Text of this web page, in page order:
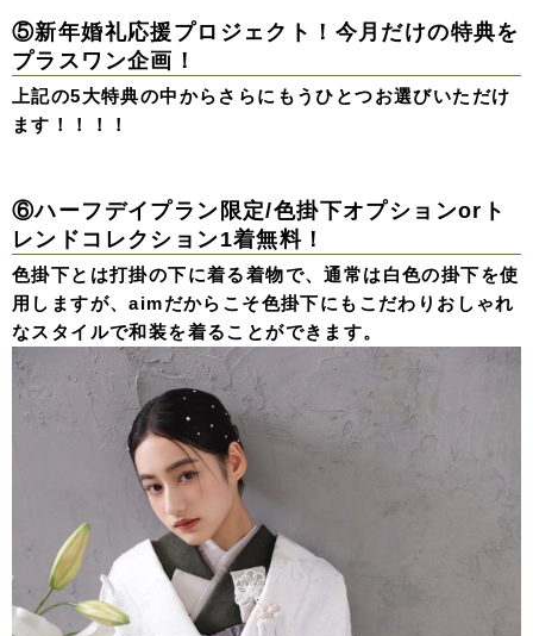
⑤新年婚礼応援プロジェクト！今月だけの特典を
プラスワン企画！
上記の5大特典の中から さらにもうひとつお選びいただけ
ます！！！！
⑥ハーフデイプラン限定/色掛下オプションorト
レンドコレクション1着無料！
色掛下とは打掛の下に着る着物で、通常は白色の掛下を使
用しますが、aimだからこそ色掛下にもこだわりおしゃれ
なスタイルで和装を着ることができます。